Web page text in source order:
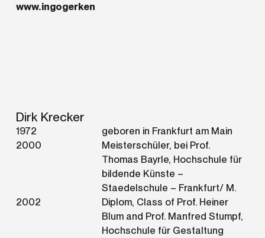
www.ingogerken
Dirk Krecker
1972
geboren in Frankfurt am Main
2000
Meisterschüler, bei Prof.
Thomas Bayrle, Hochschule für
bildende Künste –
Staedelschule – Frankfurt/ M.
2002
Diplom, Class of Prof. Heiner
Blum and Prof. Manfred Stumpf,
Hochschule für Gestaltung